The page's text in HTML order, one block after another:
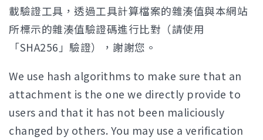
載驗證工具，透過工具計算檔案的雜湊值與本網站
所標示的雜湊值驗證碼進行比對（請使用
「SHA256」驗證），謝謝您。
We use hash algorithms to make sure that an
attachment is the one we directly provide to
users and that it has not been maliciously
changed by others. You may use a verification